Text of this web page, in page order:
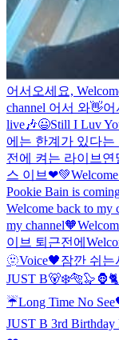
어서오세요,
channel 어서 와👋어
live🎶😃Still I Luv
에는 한계가 있다
전에 켜는 라이브 연
스 이브❤💚
Pookie Bain is
Welcome back to
my channel🧡
이브 퇴근전에
🫥Voice🖤잠깐 쉬는
JUST
☔Long Time No
JUST B 3rd Birthday